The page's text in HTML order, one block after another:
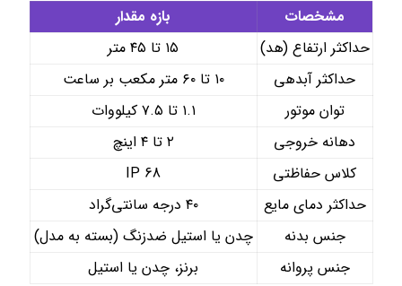
مشخصات
بازه مقدار
حداکثر ارتفاع (هد)
۱۵ تا ۴۵ متر
حداکثر آبدهی
۱۰ تا ۶۰ متر مکعب بر ساعت
توان موتور
۱.۱ تا ۷.۵ کیلووات
دهانه خروجی
۲ تا ۴ اینچ
کلاس حفاظتی
IP 68
حداکثر دمای مایع
۴۰ درجه سانتی‌گراد
جنس بدنه
چدن یا استیل ضدزنگ (بسته به مدل)
جنس پروانه
برنز، چدن یا استیل